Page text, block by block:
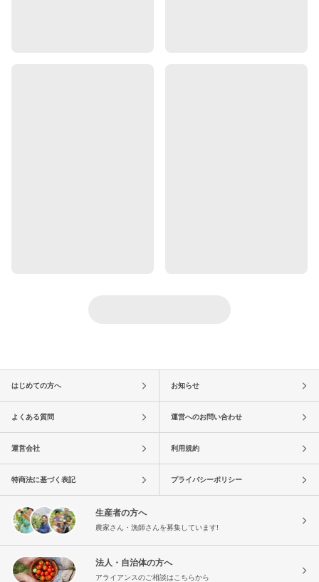
はじめての方へ お知らせ
よくある質問 運営へのお問い合わせ
運営会社 利用規約
特商法に基づく表記 プライバシーポリシー
生産者の方へ
農家さん・漁師さんを募集しています!
法人・自治体の方へ
アライアンスのご相談はこちらから